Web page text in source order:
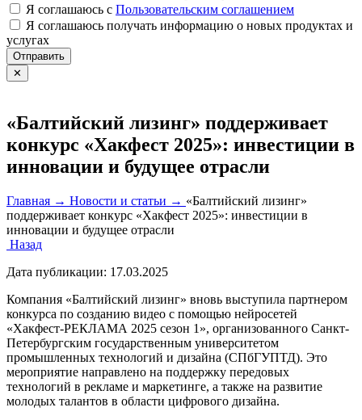
Я соглашаюсь c Пользовательским соглашением
Я соглашаюсь получать информацию о новых продуктах и
услугах
Отправить
✕
«Балтийский лизинг» поддерживает
конкурс «Хакфест 2025»: инвестиции в
инновации и будущее отрасли
Главная → Новости и статьи → «Балтийский лизинг»
поддерживает конкурс «Хакфест 2025»: инвестиции в
инновации и будущее отрасли
Назад
Дата публикации: 17.03.2025
Компания «Балтийский лизинг» вновь выступила партнером
конкурса по созданию видео с помощью нейросетей
«Хакфест-РЕКЛАМА 2025 сезон 1», организованного Санкт-
Петербургским государственным университетом
промышленных технологий и дизайна (СПбГУПТД). Это
мероприятие направлено на поддержку передовых
технологий в рекламе и маркетинге, а также на развитие
молодых талантов в области цифрового дизайна.